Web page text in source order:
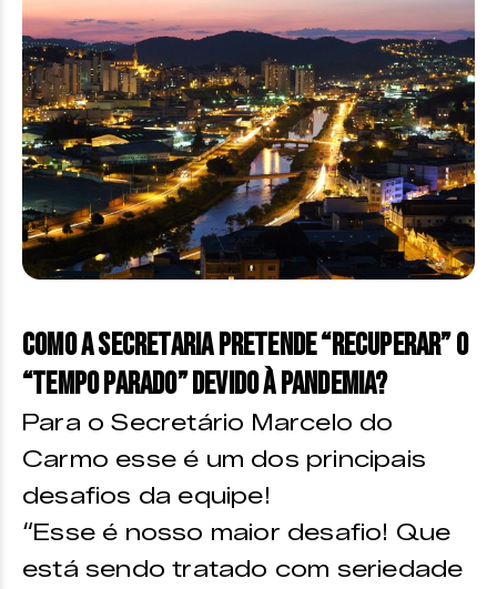
Como a Secretaria pretende “recuperar” o
“tempo parado” devido à pandemia?
Para o Secretário Marcelo do
Carmo esse é um dos principais
desafios da equipe!
“Esse é nosso maior desafio! Que
está sendo tratado com seriedade